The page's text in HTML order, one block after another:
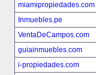
miamipropiedades.com
Inmuebles.pe
VentaDeCampos.com
guiainmuebles.com
i-propiedades.com